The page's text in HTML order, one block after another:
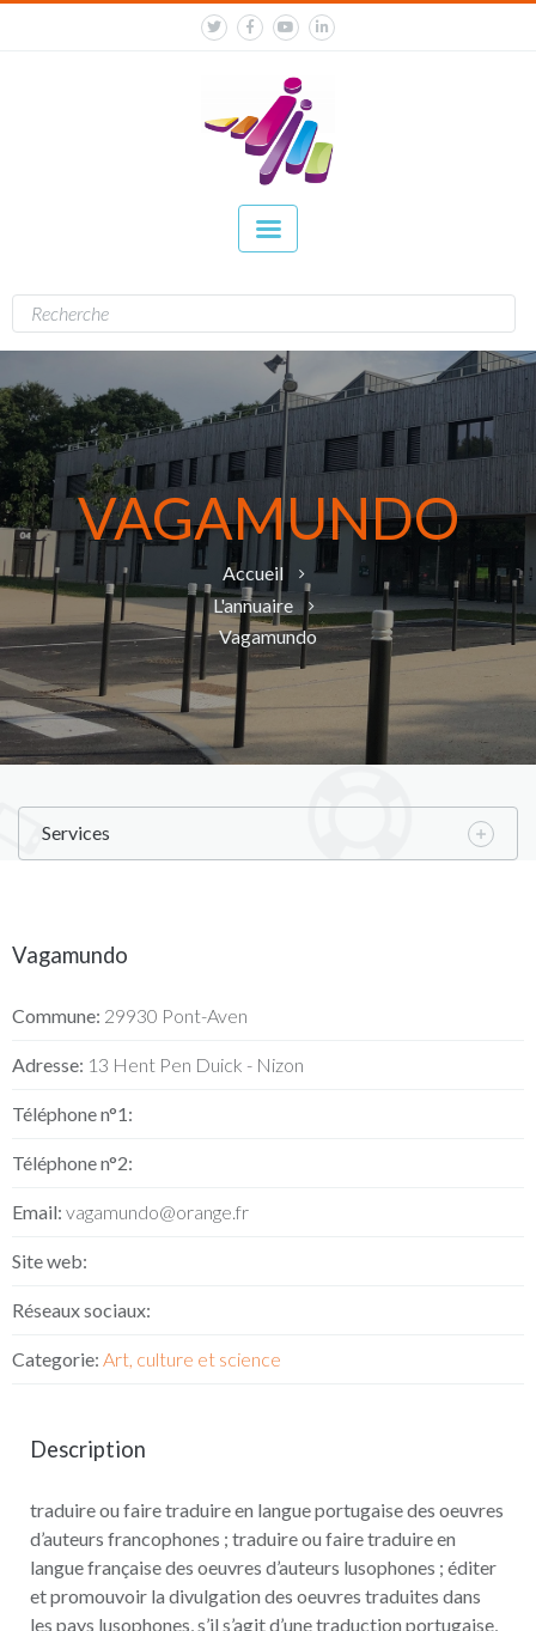
VAGAMUNDO
Accueil
L'annuaire
Vagamundo
Services
Vagamundo
Commune: 29930 Pont-Aven
Adresse: 13 Hent Pen Duick - Nizon
Téléphone n°1:
Téléphone n°2:
Email: vagamundo@orange.fr
Site web:
Réseaux sociaux:
Categorie: Art, culture et science
Description
traduire ou faire traduire en langue portugaise des oeuvres
d’auteurs francophones ; traduire ou faire traduire en
langue française des oeuvres d’auteurs lusophones ; éditer
et promouvoir la divulgation des oeuvres traduites dans
les pays lusophones, s’il s’agit d’une traduction portugaise,